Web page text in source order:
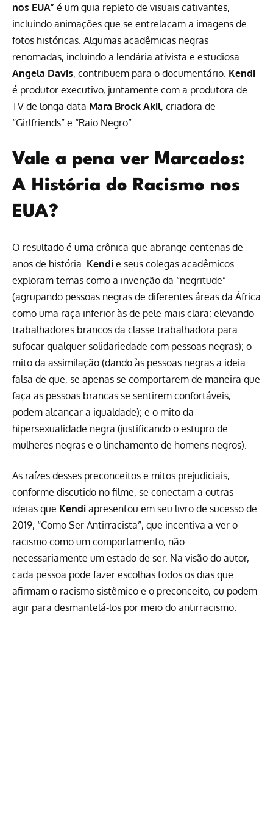
nos EUA” é um guia repleto de visuais cativantes,
incluindo animações que se entrelaçam a imagens de
fotos históricas. Algumas acadêmicas negras
renomadas, incluindo a lendária ativista e estudiosa
Angela Davis, contribuem para o documentário. Kendi
é produtor executivo, juntamente com a produtora de
TV de longa data Mara Brock Akil, criadora de
“Girlfriends” e “Raio Negro”.
Vale a pena ver Marcados:
A História do Racismo nos
EUA?
O resultado é uma crônica que abrange centenas de
anos de história. Kendi e seus colegas acadêmicos
exploram temas como a invenção da “negritude”
(agrupando pessoas negras de diferentes áreas da África
como uma raça inferior às de pele mais clara; elevando
trabalhadores brancos da classe trabalhadora para
sufocar qualquer solidariedade com pessoas negras); o
mito da assimilação (dando às pessoas negras a ideia
falsa de que, se apenas se comportarem de maneira que
faça as pessoas brancas se sentirem confortáveis,
podem alcançar a igualdade); e o mito da
hipersexualidade negra (justificando o estupro de
mulheres negras e o linchamento de homens negros).
As raízes desses preconceitos e mitos prejudiciais,
conforme discutido no filme, se conectam a outras
ideias que Kendi apresentou em seu livro de sucesso de
2019, “Como Ser Antirracista”, que incentiva a ver o
racismo como um comportamento, não
necessariamente um estado de ser. Na visão do autor,
cada pessoa pode fazer escolhas todos os dias que
afirmam o racismo sistêmico e o preconceito, ou podem
agir para desmantelá-los por meio do antirracismo.